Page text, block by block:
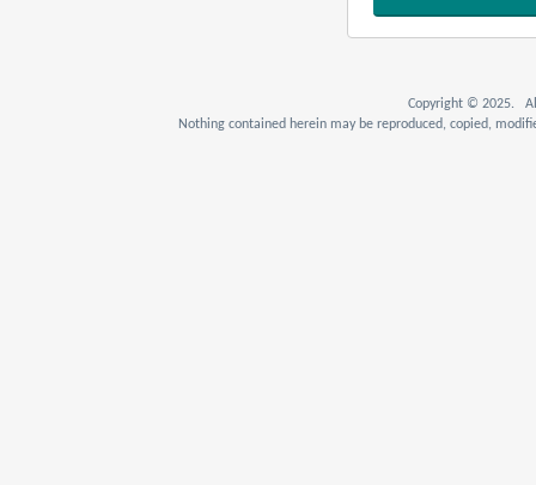
Copyright © 2025. All
Nothing contained herein may be reproduced, copied,